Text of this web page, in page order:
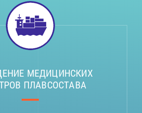
МЕДИЦИНСКИХ
ПЛАВСОСТАВА